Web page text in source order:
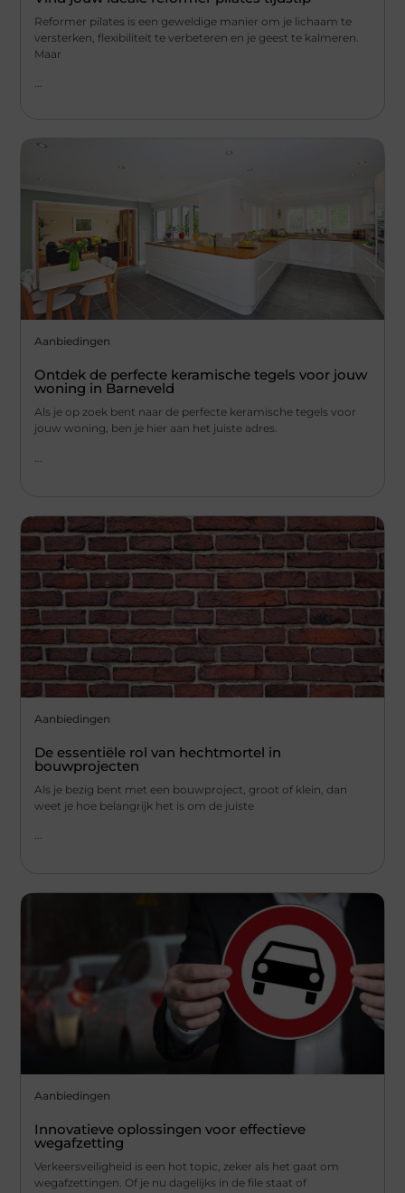
Reformer pilates is een geweldige manier om je lichaam te
versterken, flexibiliteit te verbeteren en je geest te kalmeren.
Maar
...
Aanbiedingen
Ontdek de perfecte keramische tegels voor jouw
woning in Barneveld
Als je op zoek bent naar de perfecte keramische tegels voor
jouw woning, ben je hier aan het juiste adres.
Aanbiedingen
De essentiële rol van hechtmortel in
bouwprojecten
Als je bezig bent met een bouwproject, groot of klein, dan
weet je hoe belangrijk het is om de juiste
...
Aanbiedingen
Innovatieve oplossingen voor effectieve
wegafzetting
Verkeersveiligheid is een hot topic, zeker als het gaat om
wegafzettingen. Of je nu dagelijks in de file staat of